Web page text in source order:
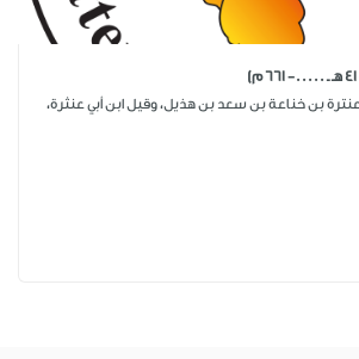
عنترة بن خناعة بن سعد بن هذيل، وقيل ابن أبي عنثرة،